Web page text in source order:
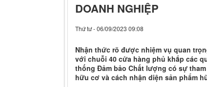
DOANH NGHIỆP
Thứ tư - 06/09/2023 09:08
Nhận thức rõ được nhiệm vụ quan
với chuỗi 40 cửa hàng phủ khắp các
thống Đảm bảo Chất lượng có sự
hữu cơ và cách nhận diện sản phẩm